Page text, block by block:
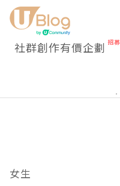
社群創作有價企劃
女生